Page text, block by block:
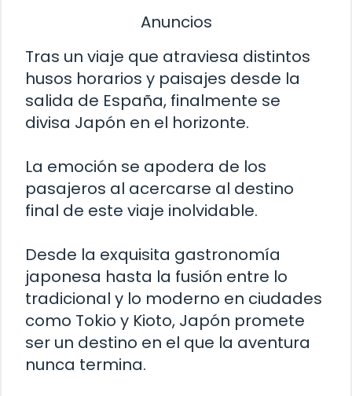
Anuncios
Tras un viaje que atraviesa distintos
husos horarios y paisajes desde la
salida de España, finalmente se
divisa Japón en el horizonte.
La emoción se apodera de los
pasajeros al acercarse al destino
final de este viaje inolvidable.
Desde la exquisita gastronomía
japonesa hasta la fusión entre lo
tradicional y lo moderno en ciudades
como Tokio y Kioto, Japón promete
ser un destino en el que la aventura
nunca termina.